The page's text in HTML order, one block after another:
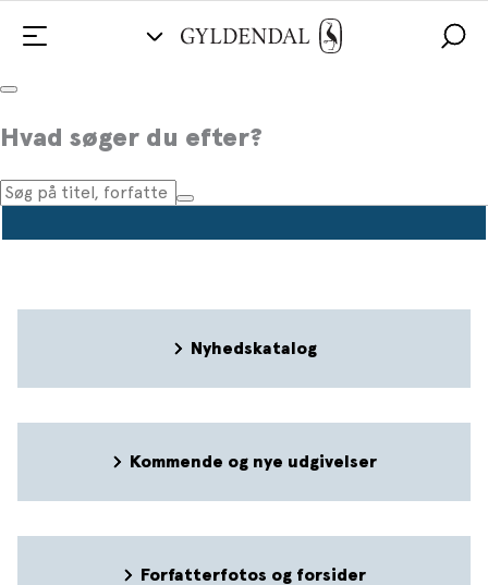
Hvad søger du efter?
Pressemeddelelser
Nyhedskatalog
Kommende og nye udgivelser
Forfatterfotos og forsider